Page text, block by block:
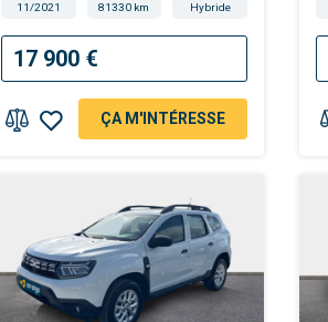
11/2021 81330 km Hybride
17 900 €
ÇA M'INTÉRESSE